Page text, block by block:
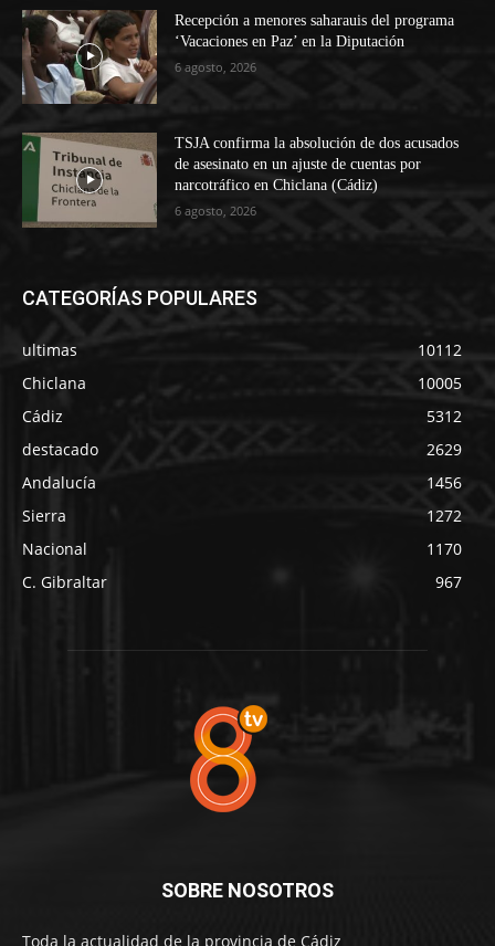
Recepción a menores saharauis del programa
‘Vacaciones en Paz’ en la Diputación
6 agosto, 2026
TSJA confirma la absolución de dos acusados
de asesinato en un ajuste de cuentas por
narcotráfico en Chiclana (Cádiz)
6 agosto, 2026
CATEGORÍAS POPULARES
ultimas
10112
Chiclana
10005
Cádiz
5312
destacado
2629
Andalucía
1456
Sierra
1272
Nacional
1170
C. Gibraltar
967
SOBRE NOSOTROS
Toda la actualidad de la provincia de Cádiz